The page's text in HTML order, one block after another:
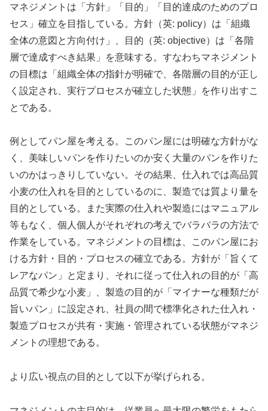
マネジメントは「方針」「目的」「目的達成のためのプロ
セス」確立を目指している。方針（英: policy）は「組織
全体の意図と方向付け」、目的（英: objective）は「各階
層で達成すべき結果」を意味する。すなわちマネジメント
の目標は「組織全体の指針が明確で、各階層の目的が正し
く設定され、実行プロセスが確立した状態」を作り出すこ
とである。
例としてパン屋を考える。このパン屋には明確な方針がな
く、美味しいパンを作りたいのか安く大量のパンを作りた
いのかはっきりしていない。その結果、仕入れでは高品質
小麦の仕入れを目的としているのに、製造では質より量を
目的としている。また実際の仕入れや製造にはマニュアル
等もなく、個人個人がそれぞれの考えでバラバラの方法で
作業をしている。マネジメントの目標は、このパン屋にお
ける方針・目的・プロセスの確立である。方針が「旨くて
レアなパン」と定まり、それに従って仕入れの目的が「高
品質で希少な小麦」、製造の目的が「マイナーな種類だが
旨いパン」に設定され、社員の間で標準化された仕入れ・
製造プロセスが共有・実施・管理されている状態がマネジ
メントの理想である。
より広い視点の目的として以下が挙げられる。